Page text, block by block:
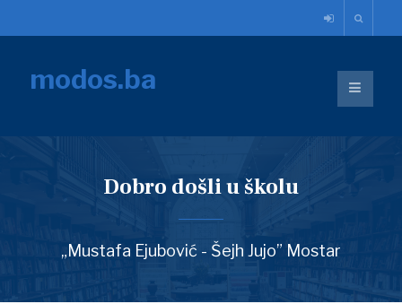
modos.ba
Dobro došli u školu
„Mustafa Ejubović - Šejh Jujo” Mostar